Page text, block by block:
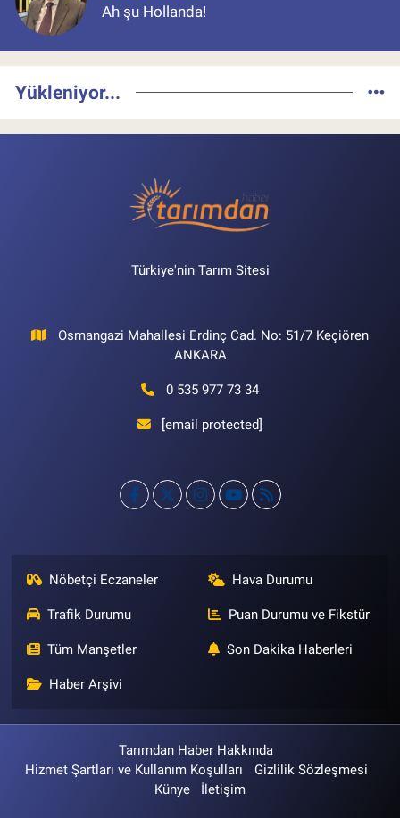
Ah şu Hollanda!
Yükleniyor...
Türkiye'nin Tarım Sitesi
Osmangazi Mahallesi Erdinç Cad. No: 51/7 Keçiören
ANKARA
0 535 977 73 34
[email protected]
Nöbetçi Eczaneler Hava Durumu
Trafik Durumu Puan Durumu ve Fikstür
Tüm Manşetler Son Dakika Haberleri
Haber Arşivi
Tarımdan Haber Hakkında
Hizmet Şartları ve Kullanım Koşulları
Gizlilik Sözleşmesi
Künye
İletişim